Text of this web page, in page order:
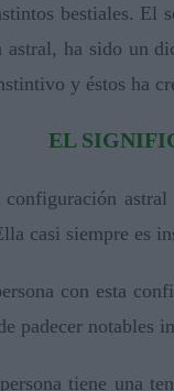
bestiales. El
astral, ha sido un
y éstos ha
EL
configuración
casi siempre es
con esta
padecer notables
tiene una